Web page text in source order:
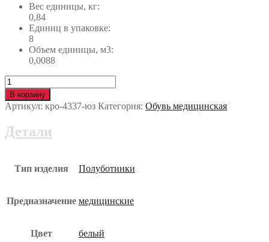
Вес единицы, кг:
0,84
Единиц в упаковке:
8
Объем единицы, м3:
0,0088
Количество
Полуботинки
OXYPAS™
OXYSAFE
с
юз
В корзину
Артикул: кро-4337-юз Категория: Обувь медицинская
Детали
Тип изделия Полуботинки
Предназначение медицинские
Цвет белый